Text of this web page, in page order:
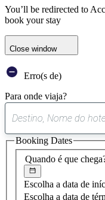
You’ll be redirected to
book your stay
Close window
Erro(s de)
Para onde viaja?
Quando é que
Escolha a data de
Escolha a data de
Booking Dates